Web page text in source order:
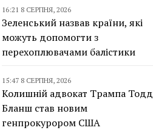
16:21 8 СЕРПНЯ, 2026
Зеленський назвав країни, які
можуть допомогти з
перехоплювачами балістики
15:47 8 СЕРПНЯ, 2026
Колишній адвокат Трампа Тодд
Бланш став новим
генпрокурором США